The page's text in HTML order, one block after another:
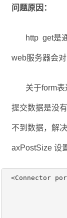
问题原因：
http get是通
web服务器会
关于form表
提交数据是没
不到数据，解
axPostSize 设
<Connector